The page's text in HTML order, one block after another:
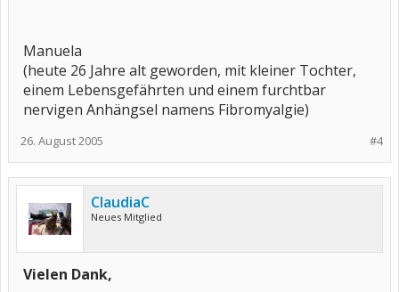
Manuela
(heute 26 Jahre alt geworden, mit kleiner Tochter,
einem Lebensgefährten und einem furchtbar
nervigen Anhängsel namens Fibromyalgie)
#4
26. August 2005
ClaudiaC
Neues Mitglied
Vielen Dank,